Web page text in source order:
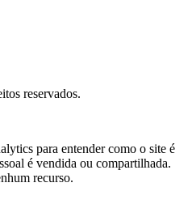
reservados.
para entender como o site é
é vendida ou compartilhada.
recurso.